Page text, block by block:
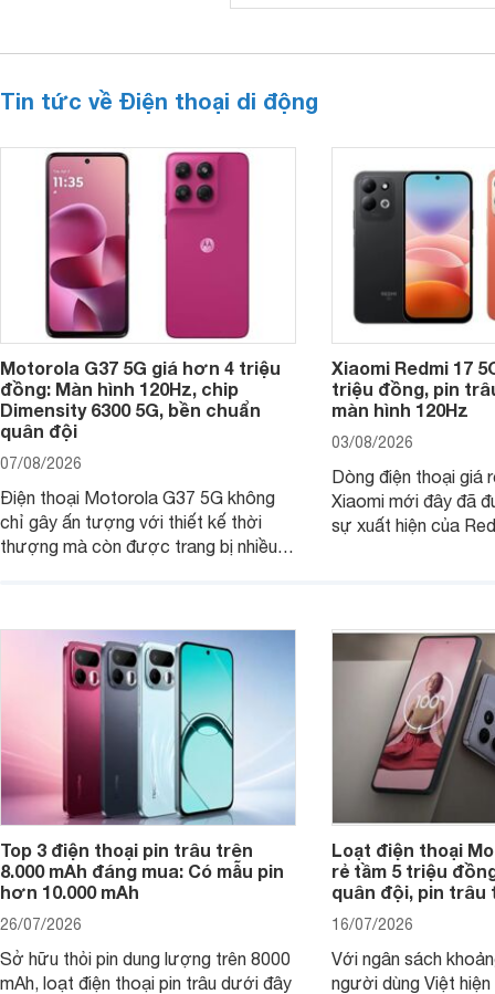
Tin tức về Điện thoại di động
Motorola G37 5G giá hơn 4 triệu
đồng: Màn hình 120Hz, chip
Dimensity 6300 5G, bền chuẩn
quân đội
07/08/2026
Điện thoại Motorola G37 5G không
chỉ gây ấn tượng với thiết kế thời
thượng mà còn được trang bị nhiều
Xiaomi Redmi 17
triệu đồng, pin
màn hình 120Hz
03/08/2026
Dòng điện thoại giá
Xiaomi mới đây đã
sự xuất hiện của
Top 3 điện thoại pin trâu trên
8.000 mAh đáng mua: Có mẫu pin
hơn 10.000 mAh
26/07/2026
Sở hữu thỏi pin dung lượng trên 8000
mAh, loạt điện thoại pin trâu dưới đây
Loạt điện thoại
rẻ tầm 5 triệu
quân đội, pin trâu
16/07/2026
Với ngân sách
người dùng Việt